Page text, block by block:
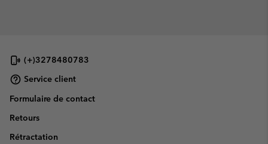
(+)3278480783
Service client
Formulaire de contact
Retours
Rétractation